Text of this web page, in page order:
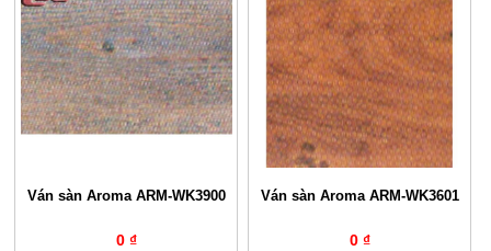
Ván sàn Aroma ARM-WK3900
0 ₫
Ván sàn Aroma ARM-WK3601
0 ₫